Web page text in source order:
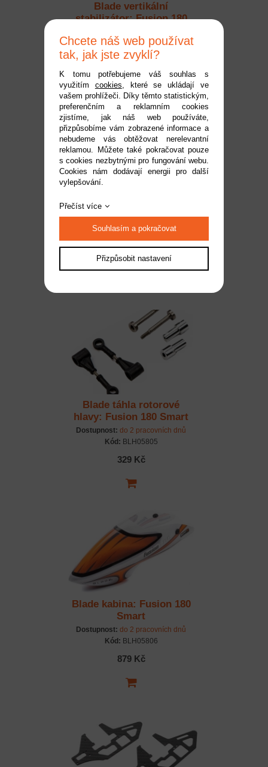
Blade vertikální
stabilizátor: Fusion 180
Kód: BLH05803
189 Kč
Blade motorové lože:
Fusion 180 Smart
Dostupnost: do 2 pracovních dnů
Kód:BLH05804
189 Kč
Blade táhla rotorové
hlavy: Fusion 180 Smart
Dostupnost: do 2 pracovních dnů
Kód: BLH05805
329 Kč
Blade kabina: Fusion 180
Smart
Dostupnost: do 2 pracovních dnů
Kód: BLH05806
879 Kč
Chcete náš web používat
tak, jak jste zvyklí?
K tomu potřebujeme váš souhlas s
využitím cookies, které se ukládají ve
vašem prohlížeči. Díky těmto statistickým,
preferenčním a reklamním cookies
zjistíme, jak náš web používáte,
přizpůsobíme vám zobrazené informace a
nebudeme vás obtěžovat nerelevantní
reklamou. Můžete také pokračovat pouze
s cookies nezbytnými pro fungování webu.
Cookies nám dodávají energii pro další
vylepšování.
Přečíst více
Souhlasím a pokračovat
Přizpůsobit nastavení